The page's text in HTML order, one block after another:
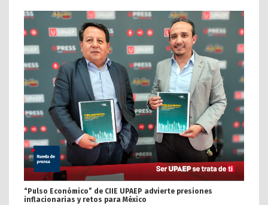
“Pulso Económico” de CIIE UPAEP advierte presiones
inflacionarias y retos para México